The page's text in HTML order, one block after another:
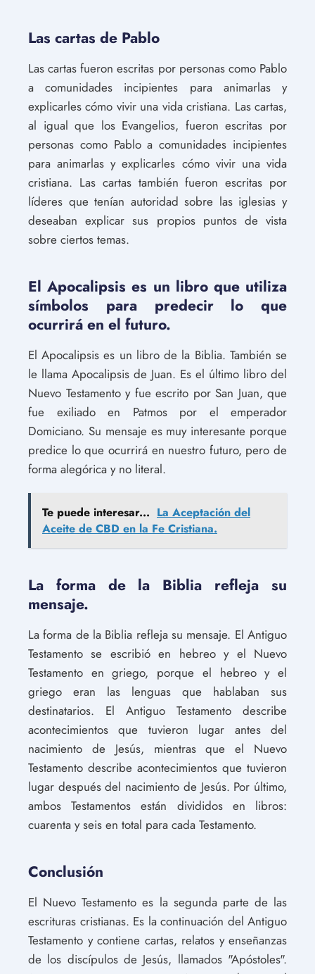
Las cartas de Pablo
Las cartas fueron escritas por personas como Pablo
a comunidades incipientes para animarlas y
explicarles cómo vivir una vida cristiana. Las cartas,
al igual que los Evangelios, fueron escritas por
personas como Pablo a comunidades incipientes
para animarlas y explicarles cómo vivir una vida
cristiana. Las cartas también fueron escritas por
líderes que tenían autoridad sobre las iglesias y
deseaban explicar sus propios puntos de vista
sobre ciertos temas.
El Apocalipsis es un libro que utiliza
símbolos para predecir lo que
ocurrirá en el futuro.
El Apocalipsis es un libro de la Biblia. También se
le llama Apocalipsis de Juan. Es el último libro del
Nuevo Testamento y fue escrito por San Juan, que
fue exiliado en Patmos por el emperador
Domiciano. Su mensaje es muy interesante porque
predice lo que ocurrirá en nuestro futuro, pero de
forma alegórica y no literal.
Te puede interesar... La Aceptación del
Aceite de CBD en la Fe Cristiana.
La forma de la Biblia refleja su
mensaje.
La forma de la Biblia refleja su mensaje. El Antiguo
Testamento se escribió en hebreo y el Nuevo
Testamento en griego, porque el hebreo y el
griego eran las lenguas que hablaban sus
destinatarios. El Antiguo Testamento describe
acontecimientos que tuvieron lugar antes del
nacimiento de Jesús, mientras que el Nuevo
Testamento describe acontecimientos que tuvieron
lugar después del nacimiento de Jesús. Por último,
ambos Testamentos están divididos en libros:
cuarenta y seis en total para cada Testamento.
Conclusión
El Nuevo Testamento es la segunda parte de las
escrituras cristianas. Es la continuación del Antiguo
Testamento y contiene cartas, relatos y enseñanzas
de los discípulos de Jesús, llamados "Apóstoles".